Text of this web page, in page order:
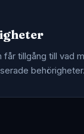
får tillgång till vad
behörigheter.